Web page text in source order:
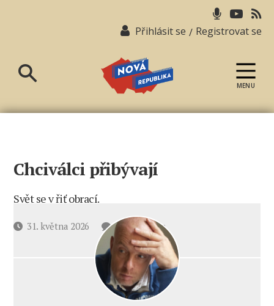
Přihlásit se / Registrovat se
republika
MENU
Chciválci přibývají
Svět se v řiť obrací.
Datum31. května 2026 2 komentářeu
textu
názvem
Chciválci
přibývají